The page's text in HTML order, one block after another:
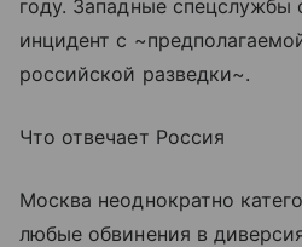
году. Западные спецслужбы
инцидент с
российской разведки~.
Что отвечает Россия
Москва неоднократно
любые обвинения в